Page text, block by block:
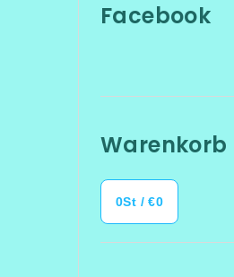
Facebook
Warenkorb
0St /€0